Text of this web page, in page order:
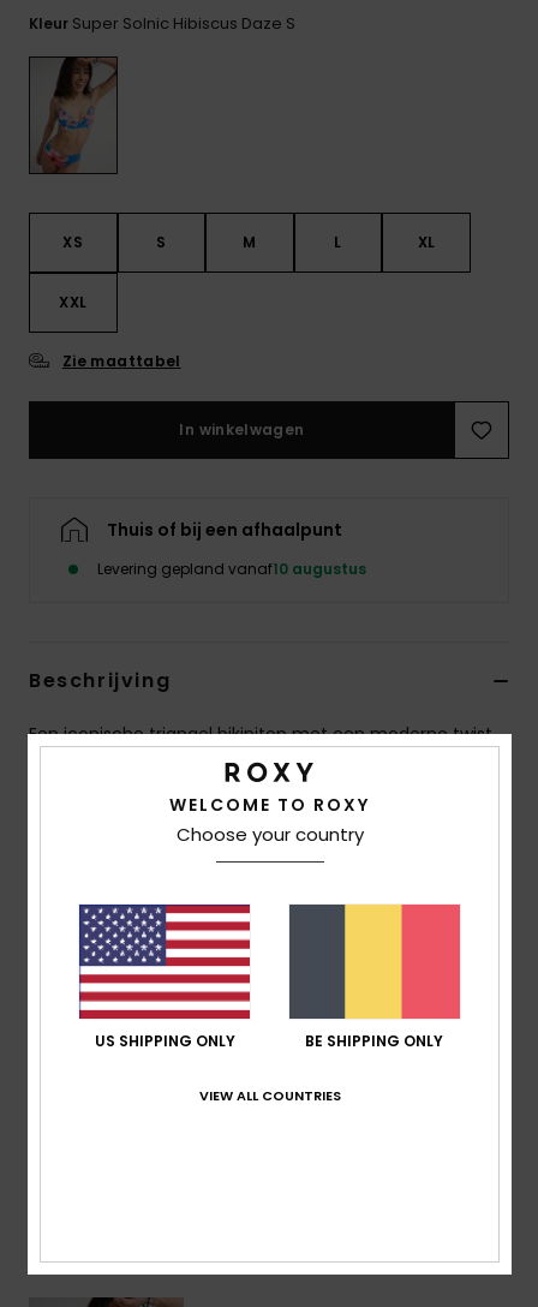
bekijken
STORE LOCATOR
CADEAUKAART
Kleur Super Solnic Hibiscus Daze S
XS S M L XL
XXL
Zie maattabel
In winkelwagen
Thuis of bij een afhaalpunt
Levering gepland vanaf10 augustus
Beschrijving
Een iconische triangel bikinitop met een moderne twist.
De zachte, duurzame gerecyclede stof vormt zich
moeiteloos naar je lichaam voor optimaal comfort. De
verstelbare bandjes en rugsluiting zorgen voor een
het decolleté en de armsgaten zorgen voor een subtiel,
eigentijds accent. De opvallende bloemenprint en het
ROXY-borduursel maken de look compleet, perfect om
te stralen aan het water.
Onlangs bekeken
WELCOME TO ROXY
Choose your country
US SHIPPING ONLY BE SHIPPING ONLY
VIEW ALL COUNTRIES